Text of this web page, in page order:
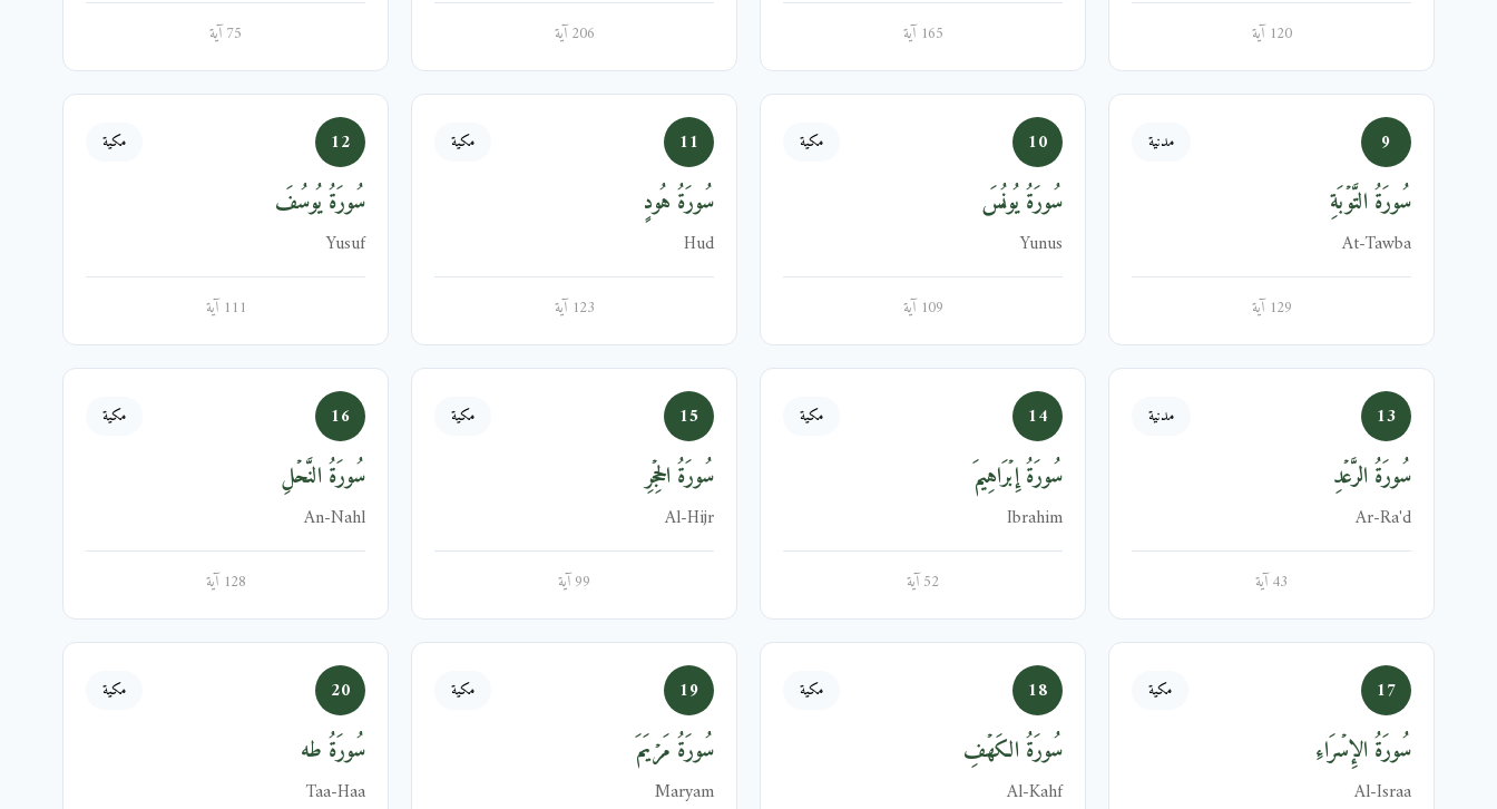
120 آية 165 آية 206 آية 75 آية
9 مدنية
سُورَةُ التَّوۡبَةِ
At-Tawba
129 آية
10 مكية
سُورَةُ يُونُسَ
Yunus
109 آية
11 مكية
سُورَةُ هُودٍ
Hud
123 آية
12 مكية
سُورَةُ يُوسُفَ
Yusuf
111 آية
13 مدنية
سُورَةُ الرَّعۡدِ
Ar-Ra'd
43 آية
14 مكية
سُورَةُ إِبۡرَاهِيمَ
Ibrahim
52 آية
15 مكية
سُورَةُ الحِجۡرِ
Al-Hijr
99 آية
16 مكية
سُورَةُ النَّحۡلِ
An-Nahl
128 آية
17 مكية
سُورَةُ الإِسۡرَاءِ
Al-Israa
18 مكية
سُورَةُ الكَهۡفِ
Al-Kahf
19 مكية
سُورَةُ مَرۡيَمَ
Maryam
20 مكية
سُورَةُ طه
Taa-Haa